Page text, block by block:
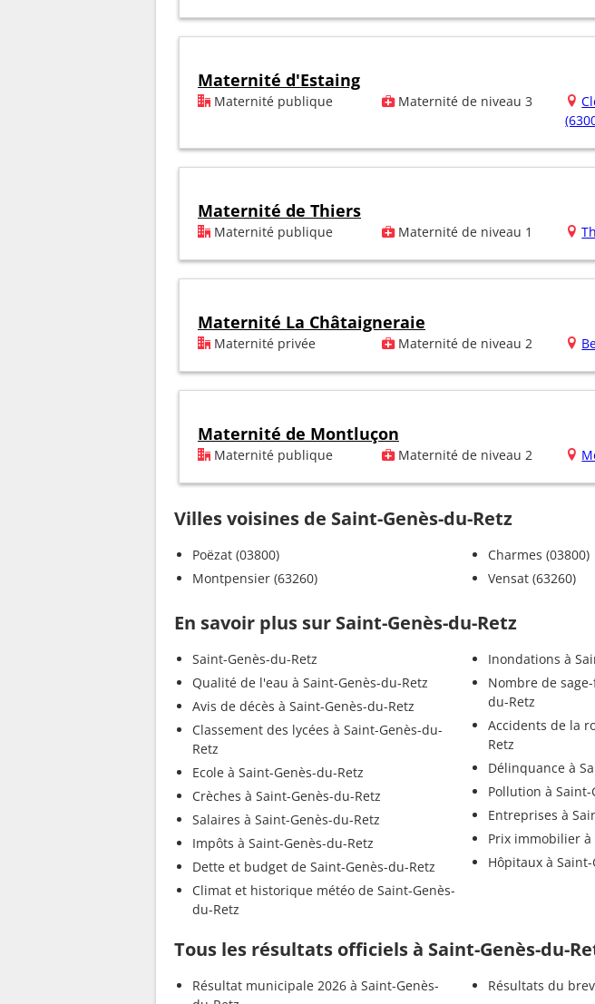
Maternité d'Estaing
Maternité publique Maternité de niveau 3
Maternité de Thiers
Maternité publique Maternité de niveau 1
Maternité La Châtaigneraie
Maternité privée Maternité de niveau 2
Maternité de Montluçon
Maternité publique Maternité de niveau 2
Villes voisines de Saint-Genès-du-Retz
Poëzat (03800)
Montpensier (63260)
Charmes (03800)
Vensat (63260)
En savoir plus sur Saint-Genès-du-Retz
Saint-Genès-du-Retz
Qualité de l'eau à Saint-Genès-du-Retz
Avis de décès à Saint-Genès-du-Retz
Classement des lycées à Saint-Genès-du-
Retz
Ecole à Saint-Genès-du-Retz
Crèches à Saint-Genès-du-Retz
Salaires à Saint-Genès-du-Retz
Impôts à Saint-Genès-du-Retz
Dette et budget de Saint-Genès-du-Retz
Climat et historique météo de Saint-Genès-
du-Retz
Inondations à
Nombre de
du-Retz
Accidents de la
Retz
Délinquance à
Pollution à Saint-
Entreprises à
Prix immobilier à
Hôpitaux à
Tous les résultats officiels à Saint-Genès-du-
Résultat municipale 2026 à Saint-Genès-
Résultats du